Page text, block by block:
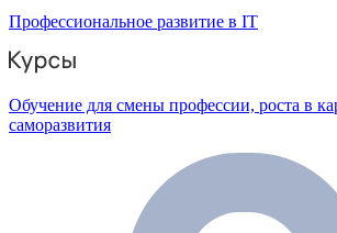
Профессиональное развитие в IT
Обучение для смены профессии, роста в
саморазвития